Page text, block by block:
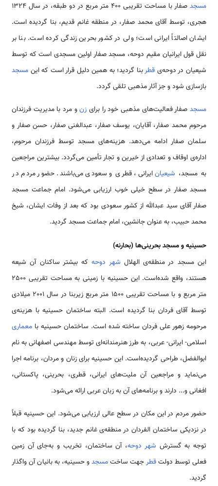
مسجد
صفار با مساحت تقریبی 400 متر مربع در دو طبقه، در سال 1324
هجری، توسط آقای محمد صفار، در منطقه غانم قدیم، بنا گردیده است.
ایشان اصالتاً ایرانی است؛ ولی در کشور بحرین زندگی کرده است. بنا بر
نقل قول ایرانیان مقیم دوحه، مسجد صفار اولین مسجدی است که توسط
شیعیان در دوحه‌ی قطربنا گردید؛ به همین دلیل قرار است که این مسجد
بازسازی شود و جز آثار مذهبی تلقی گردد.
مسجدصفار فعالیت‌های مذهبی خود را برای زنو مرد با مدیریت فرزندان
مرحوم محمد صفار، آقایان، یوسف صفار، عبدالغنی صفار، حسن صفار و
سلمان صفار ادامه می‌دهد. هزینه‌های مسجد توسط فرزندان مرحوم،
اداره‌ی اوقاف و تعدادی از خیرین و تجار تأمین می‌گردد. بیشترین مراجعین
به مسجد، شیعیانایرانی، قطری و سعودی می‌باشند. حضور مردم در
مسجد صفار در سطح خیلی خوب ارزیابی می‌شود. امام جماعت مسجد
صفار آقای سید عبدالله از کشور سعودی بود که بعد از وفات ایشان، شیخ
محمد حبیب، به عنوان جانشین، امام جماعت مسجد گردید.
حسینیه و مسجد بحرینی‌ها (بحارنه)
این مسجد در منطقه‌ی الهلال شهر دوحهکه بیشتر ساکنان آن شیعه
هستند، واقع شده‌است. این حسینیه با زمینی به مساحت تقریبی 2500
متر مربع و با مساحت تقریبی 1500 متر مربع زیربنا در سال 2001 میلادی
توسط آقای فردان بنا گردیده است. البته ساختمان حسینیه با هزینه‌ی
مرحومه زهور علی فردان ساخته شده است. ساختمان حسینیه با معماری
اسلامی- ایرانی- عربی، به طرز هنرمندانه‌ای توسط مهندسی اصفهانی به نام
ابوالفضل، طراحی گردیده‌است. این حسینیه برای زنان و مردان، برنامه اجرا
می‌نماید و مراجعین آن ملیت‌های ایرانی، قطری، بحرینی، پاکستانی،
افغانی و... دارند و برنامه‌های آن به زبان عربی ارائه می‌شود.
حضور مردم در این مکان در سطح عالی ارزیابی می‌شود. این حسینیه قبلاً
در نزدیکی ساختمان الفردان در منطقه‌ی غانم جدید، بنا گردیده بود که با
توجه به گسترش شهر دوحه، آن ساختمان، تخریب و به‌جای آن زمین
فعلی توسط دولتقطرجهت ساختمسجدو حسینیه، به بانیان آن واگذار
گردید.